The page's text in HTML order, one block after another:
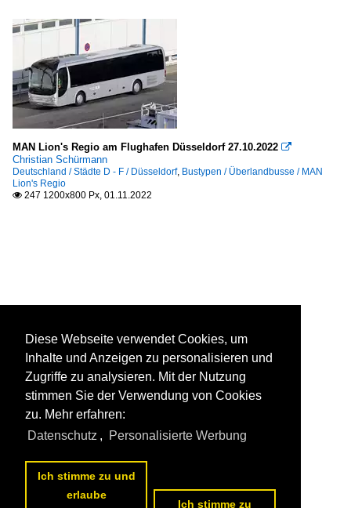
MAN Lion's Regio am Flughafen Düsseldorf 27.10.2022 
Christian Schürmann
Deutschland / Städte D - F / Düsseldorf, Bustypen / Überlandbusse / MAN
Lion's Regio
 247 1200x800 Px, 01.11.2022
Diese Webseite verwendet Cookies, um
Inhalte und Anzeigen zu personalisieren und
Zugriffe zu analysieren. Mit der Nutzung
stimmen Sie der Verwendung von Cookies
zu. Mehr erfahren:
Datenschutz , Personalisierte Werbung
Ich stimme zu und
erlaube
Ich stimme zu